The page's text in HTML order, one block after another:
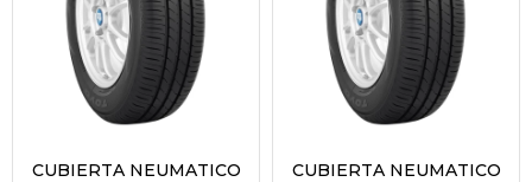
CUBIERTA NEUMATICO
CUBIERTA NEUMATICO